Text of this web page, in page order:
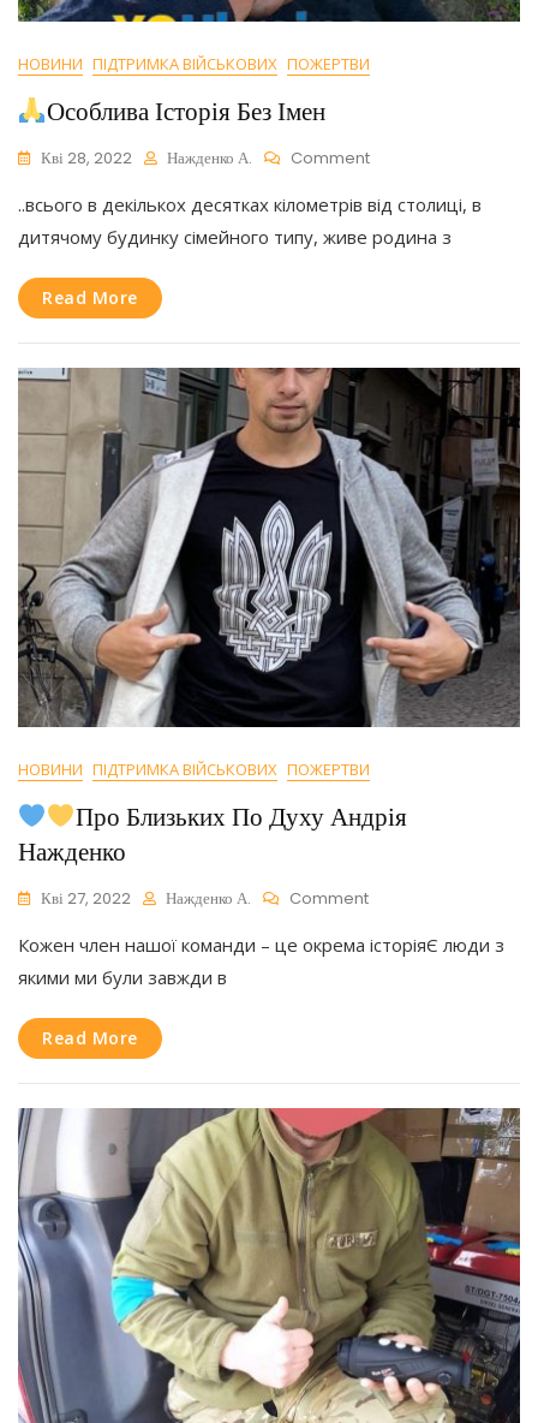
НОВИНИ ПІДТРИМКА ВІЙСЬКОВИХ ПОЖЕРТВИ
Особлива Історія Без Імен
Кві 28, 2022 Нажденко А. CommentOn
Особлива
Історія
Без
..всього в декількох десятках кілометрів від столиці, в
дитячому будинку сімейного типу, живе родина з
Read More
НОВИНИ ПІДТРИМКА ВІЙСЬКОВИХ ПОЖЕРТВИ
Про Близьких По Духу Андрія
Нажденко
Кві 27, 2022 Нажденко А. CommentOn
Нажденко
Кожен член нашої команди – це окрема історіяЄ люди з
якими ми були завжди в
Read More